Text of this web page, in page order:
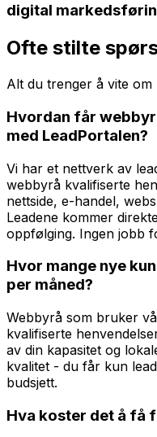
digital
Ofte stilte
Alt du trenger å vite om
Hvordan får
med LeadPortalen?
Vi har et nettverk av
webbyrå kvalifiserte
nettside, e-handel,
Leadene kommer
oppfølging. Ingen jobb
Hvor mange nye
per måned?
Webbyrå som bruker
kvalifiserte
av din kapasitet og
kvalitet - du får kun
budsjett.
Hva koster det å få